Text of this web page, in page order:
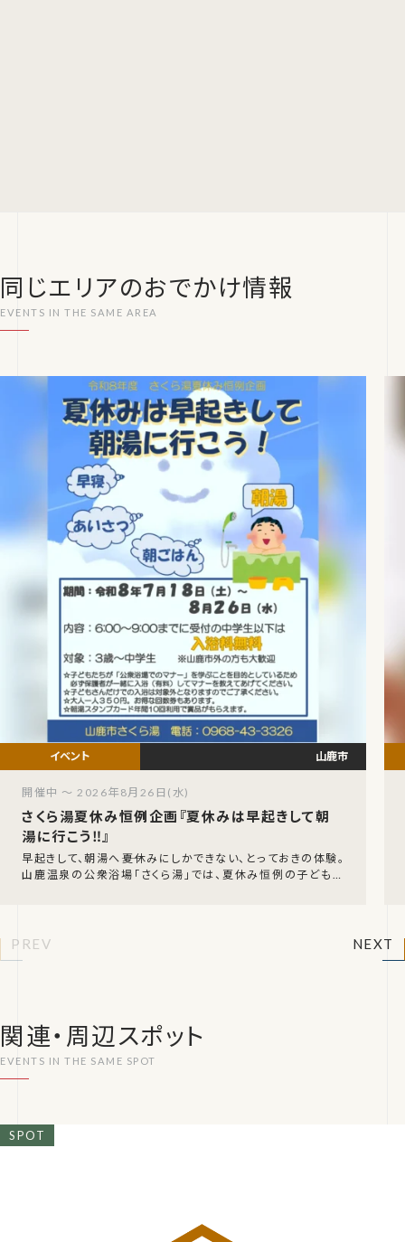
同じエリアのおでかけ情報
さくら湯夏休み恒例企画『夏休みは早起きして朝
湯に行こう‼』
早起きして、朝湯へ――夏休みにしかできない、とっておきの体験。
山鹿温泉の公衆浴場「さくら湯」では、夏休み恒例の子ども向
山鹿市
開催中 ～ 2026年8月26日(水)
PREV NEXT
関連・周辺スポット